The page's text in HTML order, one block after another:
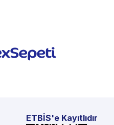
ETBİS'e Kayıtlıdır